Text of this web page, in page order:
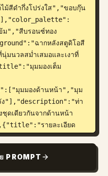
ม้สีดำกึ่งโปร่งใส","ขอบกุ๊น
"],"color_palette":
","สีบรอนซ์ทอง
ฉากหลังสตูดิโอสี
มนวลสม่ำเสมอและเงาที่
มุมมองเต็ม
มุมมองด้านหน้า","มุม
ลัง"],"description":"ท่า
ดเดียวกันจากด้านหน้า
รายละเอียด
ขวา
พระยะใกล้ขนาดใหญ่ที่
กเสื้อ จากมุมเฉียงสาม
PROMPT